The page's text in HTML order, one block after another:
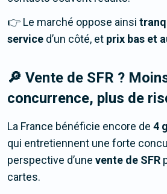
👉 Le marché oppose ainsi
service d’un côté, et prix bas et
🔎 Vente de SFR ?
concurrence, plus de
La France bénéficie encore de 4
qui entretiennent une forte
perspective d’une vente de SFR
cartes.